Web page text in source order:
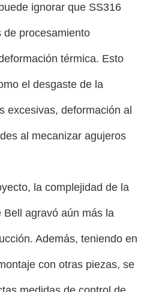
ignorar que SS316
de procesamiento
térmica. Esto
el desgaste de la
excesivas, deformación al
al mecanizar agujeros
la complejidad de la
agravó aún más la
Además, teniendo en
con otras piezas, se